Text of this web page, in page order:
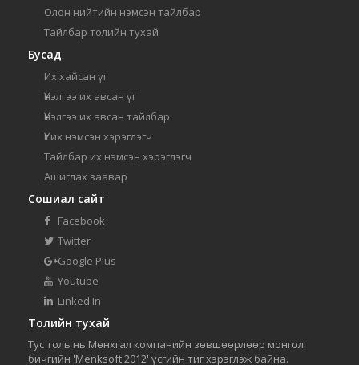
Олон нийтийн нэмсэн тайлбар
Тайлбар толийн тухай
Бусад
Их хайсан үг
Үнэлгээ их авсан үг
Үнэлгээ их авсан тайлбар
Үг их нэмсэн хэрэглэгч
Тайлбар их нэмсэн хэрэглэгч
Ашиглах заавар
Сошиал сайт
Facebook
Twitter
Google Plus
Youtube
Linked In
Толийн тухай
Тус толь нь Мөнхгал компанийн зөвшөөрлөөр монгол
бичгийн 'Menksoft 2012' үсгийн тиг хэрэглэж байна.